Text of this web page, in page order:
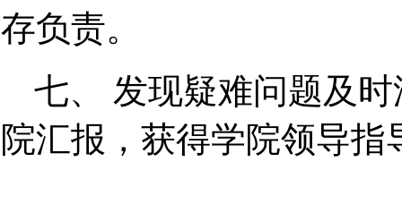
存负责。
七、 发现疑难问题及
院汇报，获得学院领导指